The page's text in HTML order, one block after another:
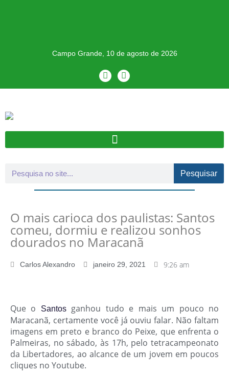
Campo Grande, 10 de agosto de 2026
Pesquisar
O mais carioca dos paulistas: Santos
comeu, dormiu e realizou sonhos
dourados no Maracanã
Carlos Alexandro janeiro 29, 2021 9:26 am
Que o Santosganhou tudo e mais um pouco no
Maracanã, certamente você já ouviu falar. Não faltam
imagens em preto e branco do Peixe, que enfrenta o
Palmeiras, no sábado, às 17h, pelo tetracampeonato
da Libertadores, ao alcance de um jovem em poucos
cliques no Youtube.